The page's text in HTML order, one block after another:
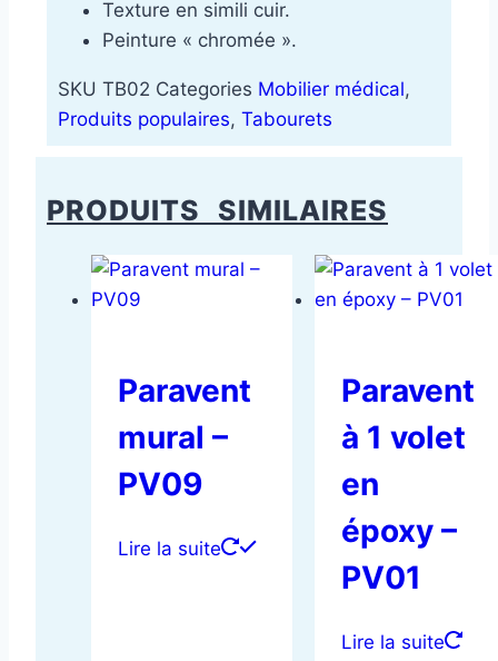
Texture en simili cuir.
Peinture « chromée ».
SKU TB02 Categories Mobilier médical,
Produits populaires, Tabourets
PRODUITS SIMILAIRES
Paravent
mural –
PV09
Lire la suite
Paravent
à 1 volet
en
époxy –
PV01
Lire la suite